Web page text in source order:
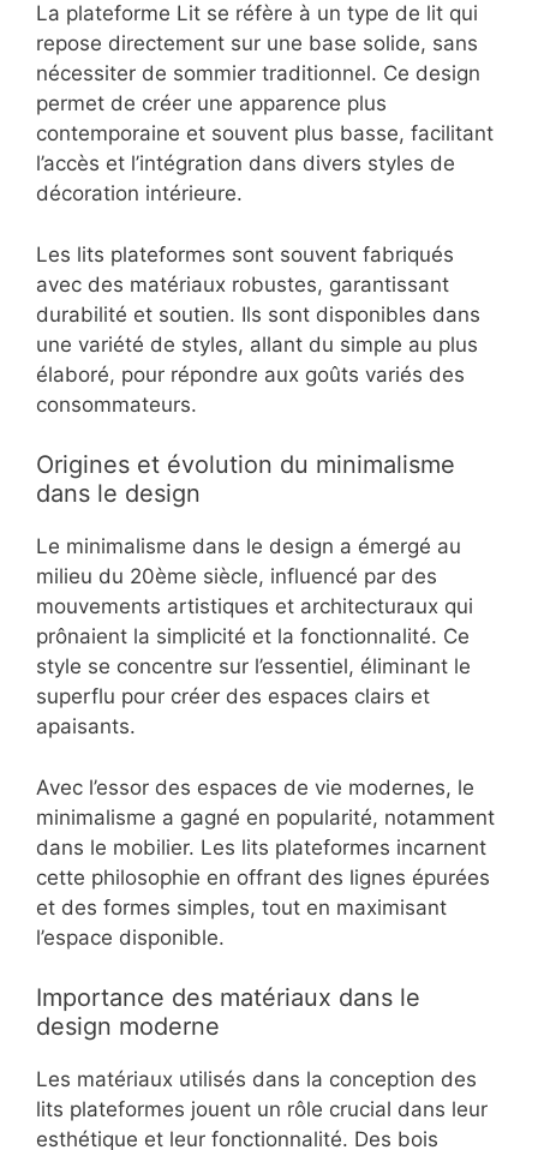
La plateforme Lit se réfère à un type de lit qui
repose directement sur une base solide, sans
nécessiter de sommier traditionnel. Ce design
permet de créer une apparence plus
contemporaine et souvent plus basse, facilitant
l’accès et l’intégration dans divers styles de
décoration intérieure.
Les lits plateformes sont souvent fabriqués
avec des matériaux robustes, garantissant
durabilité et soutien. Ils sont disponibles dans
une variété de styles, allant du simple au plus
élaboré, pour répondre aux goûts variés des
consommateurs.
Origines et évolution du minimalisme
dans le design
Le minimalisme dans le design a émergé au
milieu du 20ème siècle, influencé par des
mouvements artistiques et architecturaux qui
prônaient la simplicité et la fonctionnalité. Ce
style se concentre sur l’essentiel, éliminant le
superflu pour créer des espaces clairs et
apaisants.
Avec l’essor des espaces de vie modernes, le
minimalisme a gagné en popularité, notamment
dans le mobilier. Les lits plateformes incarnent
cette philosophie en offrant des lignes épurées
et des formes simples, tout en maximisant
l’espace disponible.
Importance des matériaux dans le
design moderne
Les matériaux utilisés dans la conception des
lits plateformes jouent un rôle crucial dans leur
esthétique et leur fonctionnalité. Des bois